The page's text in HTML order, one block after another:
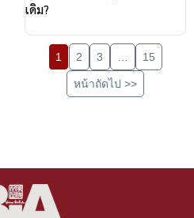
เดิม?
1 2 3 15
หน้าถัดไป >>